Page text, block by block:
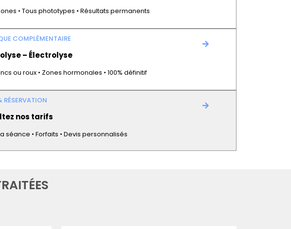
• Tous phototypes • Résultats permanents
COMPLÉMENTAIRE
– Électrolyse
ou roux • Zones hormonales • 100% définitif
RÉSERVATION
nos tarifs
séance • Forfaits • Devis personnalisés